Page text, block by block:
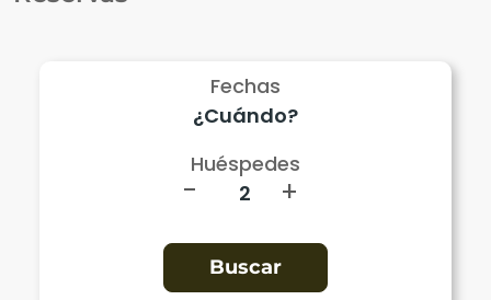
Fechas
Huéspedes
- +